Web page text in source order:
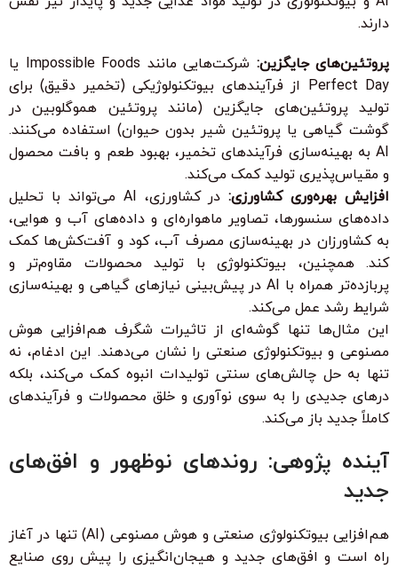
دارند.
پروتئین‌های جایگزین:
شرکت‌هایی مانند Impossible Foods یا
Perfect Day از فرآیندهای بیوتکنولوژیکی (تخمیر دقیق) برای
تولید پروتئین‌های جایگزین (مانند پروتئین هموگلوبین در
گوشت گیاهی یا پروتئین شیر بدون حیوان) استفاده می‌کنند.
AI به بهینه‌سازی فرآیندهای تخمیر، بهبود طعم و بافت محصول
و مقیاس‌پذیری تولید کمک می‌کند.
افزایش بهره‌وری کشاورزی:
در کشاورزی، AI می‌تواند با تحلیل
داده‌های سنسورها، تصاویر ماهواره‌ای و داده‌های آب و هوایی،
به کشاورزان در بهینه‌سازی مصرف آب، کود و آفت‌کش‌ها کمک
کند. همچنین، بیوتکنولوژی با تولید محصولات مقاوم‌تر و
پربازده‌تر همراه با AI در پیش‌بینی نیازهای گیاهی و بهینه‌سازی
شرایط رشد عمل می‌کند.
این مثال‌ها تنها گوشه‌ای از تاثیرات شگرف هم‌افزایی هوش
مصنوعی و بیوتکنولوژی صنعتی را نشان می‌دهند. این ادغام، نه
تنها به حل چالش‌های سنتی تولیدات انبوه کمک می‌کند، بلکه
درهای جدیدی را به سوی نوآوری و خلق محصولات و فرآیندهای
کاملاً جدید باز می‌کند.
آینده پژوهی: روندهای نوظهور و افق‌های
جدید
هم‌افزایی بیوتکنولوژی صنعتی و هوش مصنوعی (AI) تنها در آغاز
راه است و افق‌های جدید و هیجان‌انگیزی را پیش روی صنایع